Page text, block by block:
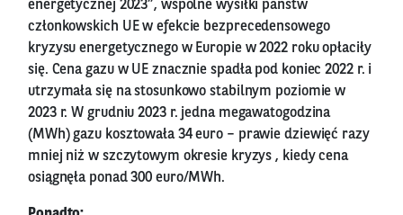
energetycznej 2023”, wspólne wysiłki państw
członkowskich UE w efekcie bezprecedensowego
kryzysu energetycznego w Europie w 2022 roku opłaciły
się. Cena gazu w UE znacznie spadła pod koniec 2022 r. i
utrzymała się na stosunkowo stabilnym poziomie w
2023 r. W grudniu 2023 r. jedna megawatogodzina
(MWh) gazu kosztowała 34 euro – prawie dziewięć razy
mniej niż w szczytowym okresie kryzys , kiedy cena
osiągnęła ponad 300 euro/MWh.